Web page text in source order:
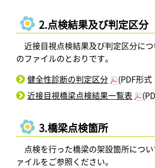
2.点検結果及び判定区分
近接目視点検結果及び判定区分に
のファイルのとおりです。
健全性診断の判定区分
(PDF形
近接目視橋梁点検結果一覧表
3.橋梁点検箇所
点検を行った橋梁の架設箇所につ
ァイルをご参照ください。